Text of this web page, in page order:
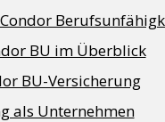
BU im Überblick
BU-Versicherung
als Unternehmen